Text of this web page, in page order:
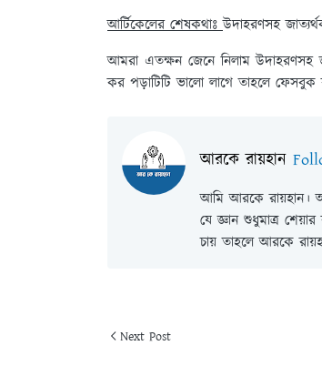
আর্টিকেলের শেষকথাঃউদাহরণসহ
আমরা এতক্ষন জেনে নিলাম উদাহরণসহ
কর পড়াটিটি ভালো লাগে তাহলে ফেসবুক
আরকে রায়হান
আমি আরকে রায়হান।
যে জ্ঞান শুধুমাত্র
চায় তাহলে আরকে
Next Post